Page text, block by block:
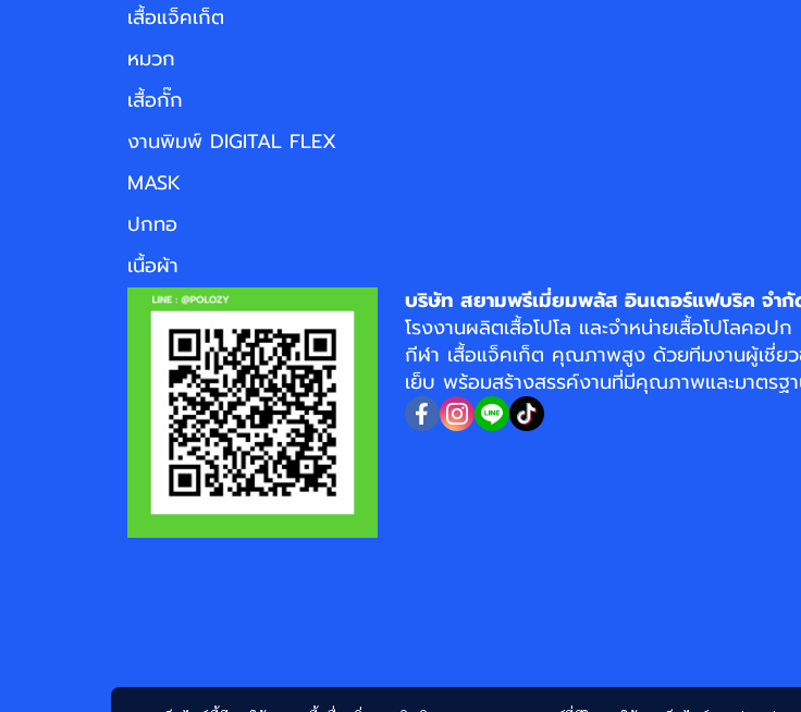
เสื้อแจ็คเก็ต
หมวก
เสื้อกั๊ก
งานพิมพ์ DIGITAL FLEX
MASK
ปกทอ
เนื้อผ้า
บริษัท สยามพรีเมี่ยมพลัส อินเตอร์แฟบริค จำกั
โรงงานผลิตเสื้อโปโล และจำหน่ายเสื้อโปโลคอปก
กีฬา เสื้อแจ็คเก็ต คุณภาพสูง ด้วยทีมงานผู้เชี่ยว
เย็บ พร้อมสร้างสรรค์งานที่มีคุณภาพและมาตรฐ